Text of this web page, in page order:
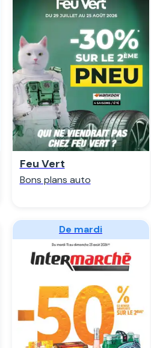
Regarder
Feu Vert
Bons plans auto
Regarder